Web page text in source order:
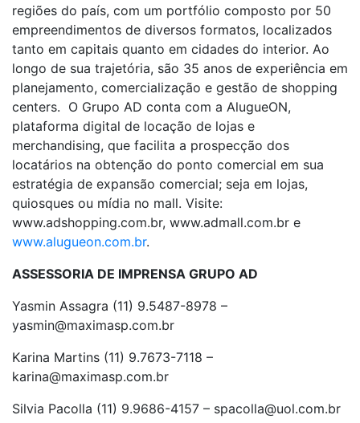
regiões do país, com um portfólio composto por 50
empreendimentos de diversos formatos, localizados
tanto em capitais quanto em cidades do interior. Ao
longo de sua trajetória, são 35 anos de experiência em
planejamento, comercialização e gestão de shopping
centers. O Grupo AD conta com a AlugueON,
plataforma digital de locação de lojas e
merchandising, que facilita a prospecção dos
locatários na obtenção do ponto comercial em sua
estratégia de expansão comercial; seja em lojas,
quiosques ou mídia no mall. Visite:
www.adshopping.com.br, www.admall.com.br e
www.alugueon.com.br.
ASSESSORIA DE IMPRENSA GRUPO AD
Yasmin Assagra (11) 9.5487-8978 –
yasmin@maximasp.com.br
Karina Martins (11) 9.7673-7118 –
karina@maximasp.com.br
Silvia Pacolla (11) 9.9686-4157 – spacolla@uol.com.br